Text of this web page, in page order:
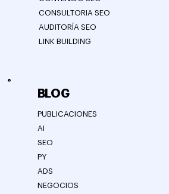
CONSULTORIA SEO
AUDITORÍA SEO
LINK BUILDING
BLOG
PUBLICACIONES
AI
SEO
PY
ADS
NEGOCIOS